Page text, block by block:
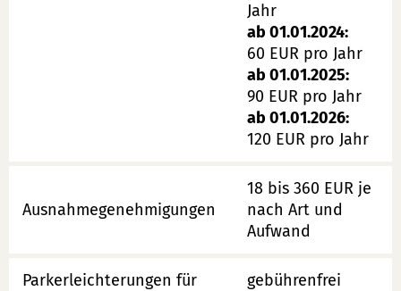
Jahr
ab 01.01.2024:
60 EUR pro Jahr
ab 01.01.2025:
90 EUR pro Jahr
ab 01.01.2026:
120 EUR pro Jahr
Ausnahmegenehmigungen
18 bis 360 EUR je
nach Art und
Aufwand
Parkerleichterungen für
gebührenfrei